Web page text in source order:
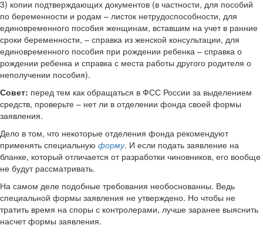
3) копии подтверждающих документов (в частности, для пособий
по беременности и родам – листок нетрудоспособности, для
единовременного пособия женщинам, вставшим на учет в ранние
сроки беременности, – справка из женской консультации, для
единовременного пособия при рождении ребенка – справка о
рождении ребенка и справка с места работы другого родителя о
неполучении пособия).
Совет: перед тем как обращаться в ФСС России за выделением
средств, проверьте – нет ли в отделении фонда своей формы
заявления.
Дело в том, что некоторые отделения фонда рекомендуют
применять специальную форму. И если подать заявление на
бланке, который отличается от разработки чиновников, его вообще
не будут рассматривать.
На самом деле подобные требования необоснованны. Ведь
специальной формы заявления не утверждено. Но чтобы не
тратить время на споры с контролерами, лучше заранее выяснить
насчет формы заявления.